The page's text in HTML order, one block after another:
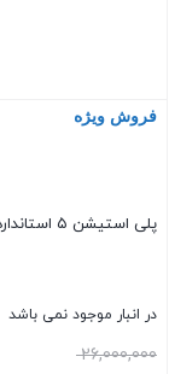
بستن
فروش ویژه
پلی استیشن ۵ استاندارد 1216
در انبار موجود نمی باشد
26,000,000قیمت